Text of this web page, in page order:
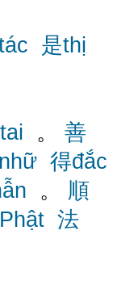
是thị
。 善
得đắc
。 順
法